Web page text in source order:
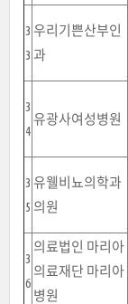
3
3
우리기쁜산부인
과
3
4
유광사여성병원
3
5
유웰비뇨의학과
의원
3
6
의료법인 마리아
의료재단 마리아
병원